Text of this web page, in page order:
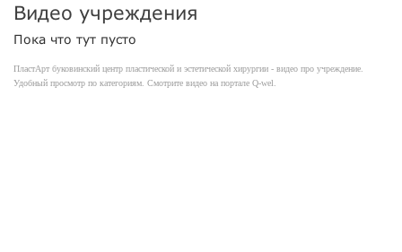
Видео учреждения
Пока что тут пусто
ПластАрт буковинский центр пластической и эстетической хирургии - видео про учреждение.
Удобный просмотр по категориям. Смотрите видео на портале Q-wel.